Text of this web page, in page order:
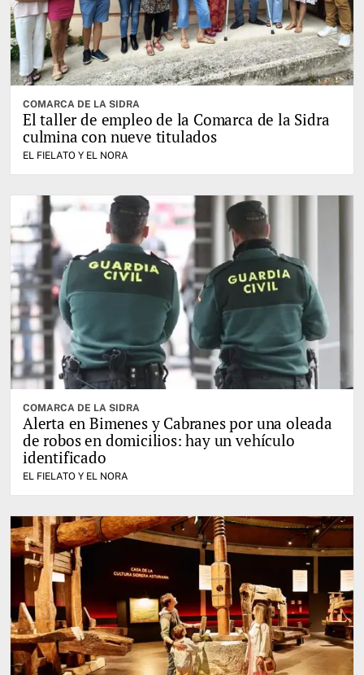
COMARCA DE LA SIDRA
El taller de empleo de la Comarca de la Sidra
culmina con nueve titulados
EL FIELATO Y EL NORA
COMARCA DE LA SIDRA
Alerta en Bimenes y Cabranes por una oleada
de robos en domicilios: hay un vehículo
identificado
EL FIELATO Y EL NORA